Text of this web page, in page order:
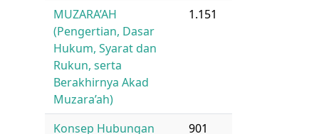
MUZARA’AH
(Pengertian, Dasar
Hukum, Syarat dan
Rukun, serta
Berakhirnya Akad
Muzara’ah)
1.151
Konsep Hubungan 901